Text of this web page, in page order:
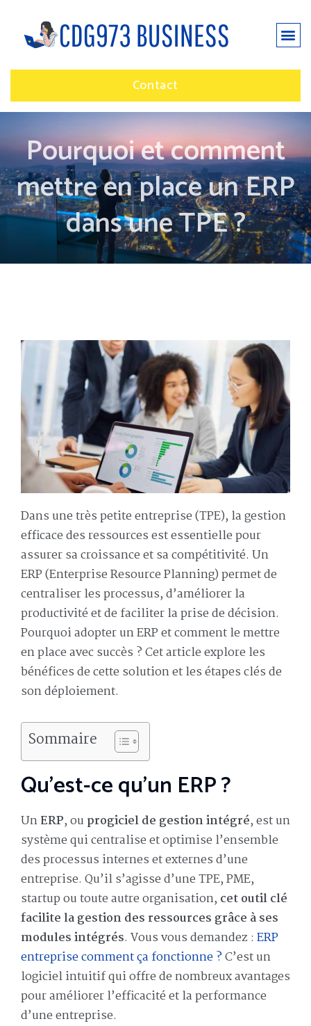
Contact
Pourquoi et comment
mettre en place un ERP
dans une TPE ?
Dans une très petite entreprise (TPE), la gestion
efficace des ressources est essentielle pour
assurer sa croissance et sa compétitivité. Un
ERP (Enterprise Resource Planning) permet de
centraliser les processus, d’améliorer la
productivité et de faciliter la prise de décision.
Pourquoi adopter un ERP et comment le mettre
en place avec succès ? Cet article explore les
bénéfices de cette solution et les étapes clés de
son déploiement.
Sommaire
Qu’est-ce qu’un ERP ?
UnERP, ou progiciel de gestion intégré, est un
système qui centralise et optimise l’ensemble
des processus internes et externes d’une
entreprise. Qu’il s’agisse d’une TPE, PME,
startup ou toute autre organisation, cet outil clé
facilite la gestion des ressources grâce à ses
modules intégrés. Vous vous demandez : ERP
entreprise comment ça fonctionne ?C’est un
logiciel intuitif qui offre de nombreux avantages
pour améliorer l’efficacité et la performance
d’une entreprise.